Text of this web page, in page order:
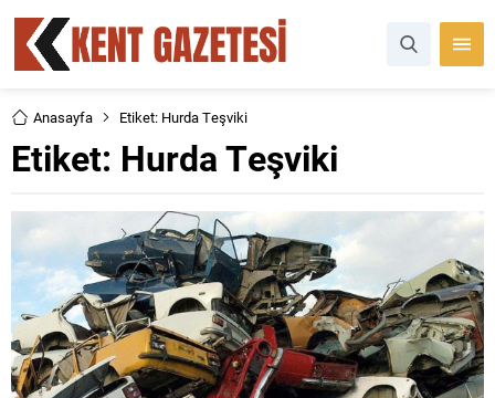
Anasayfa Etiket: Hurda Teşviki
Etiket: Hurda Teşviki